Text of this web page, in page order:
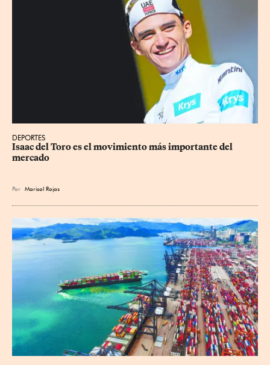
DEPORTES
Isaac del Toro es el movimiento más importante del
mercado
Por Marisol Rojas